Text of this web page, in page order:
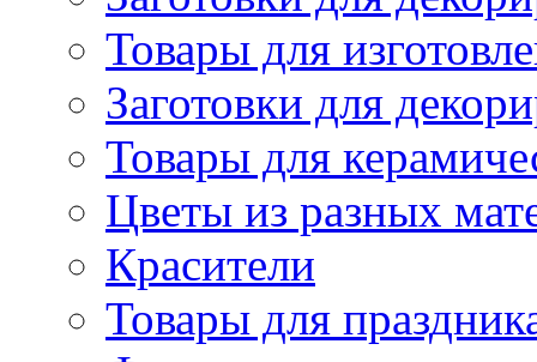
Товары для
Заготовки для
Товары для
Цветы из разных
Красители
Товары для